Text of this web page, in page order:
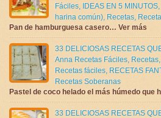
Fáciles, IDEAS EN 5 MINUTOS,
harina común), Recetas,
Pan de hamburguesa casero… Ver más
33 DELICIOSAS RECETAS
Anna Recetas Fáciles, Recetas,
Recetas fáciles, RECETAS
Recetas Soberanas
Pastel de coco helado el más húmedo que
33 DELICIOSAS RECETAS